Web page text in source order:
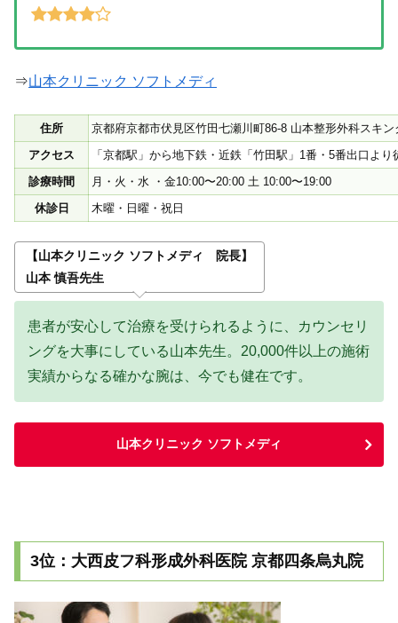
⇒山本クリニック ソフトメディ
住所
京都府京都市伏見区竹田七瀬川町86-8 山本整形外科スキ
アクセス
「京都駅」から地下鉄・近鉄「竹田駅」1番・5番出口より
診療時間
月・火・水 ・金10:00〜20:00 土 10:00〜19:00
休診日
木曜・日曜・祝日
【山本クリニック ソフトメディ 院長】
山本 慎吾先生
患者が安心して治療を受けられるように、カウンセリ
ングを大事にしている山本先生。20,000件以上の施術
実績からなる確かな腕は、今でも健在です。
山本クリニック ソフトメディ
3位：大西皮フ科形成外科医院 京都四条烏丸院